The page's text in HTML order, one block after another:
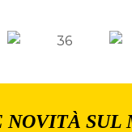
SUL